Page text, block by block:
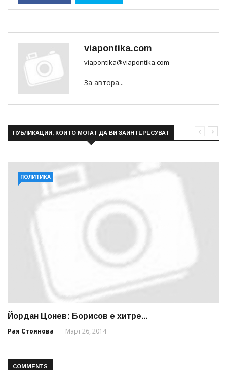
viapontika.com
viapontika@viapontika.com
За автора...
ПУБЛИКАЦИИ, КОИТО МОГАТ ДА ВИ ЗАИНТЕРЕСУВАТ
ПОЛИТИКА
Йордан Цонев: Борисов е хитре...
Рая Стоянова
Март 26, 2014
COMMENTS